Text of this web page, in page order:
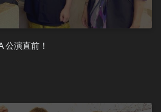
公演直前！